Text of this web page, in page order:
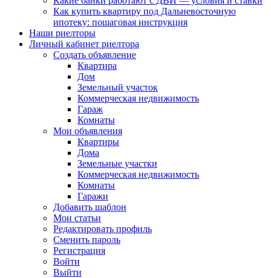
Как купить квартиру под Дальневосточную
ипотеку: пошаговая инструкция
Наши риелторы
Личный кабинет риелтора
Cоздать объявление
Квартира
Дом
Земельный участок
Коммерческая недвижимость
Гараж
Комнаты
Мои объявления
Квартиры
Дома
Земельные участки
Коммерческая недвижимость
Комнаты
Гаражи
Добавить шаблон
Мои статьи
Редактировать профиль
Сменить пароль
Регистрация
Войти
Выйти